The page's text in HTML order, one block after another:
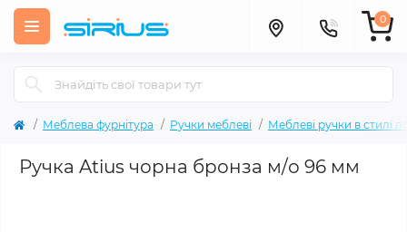
0
Меблева фурнітура Ручки меблеві Меблеві ручки в стилі
Ручка Atius чорна бронза м/о 96 мм